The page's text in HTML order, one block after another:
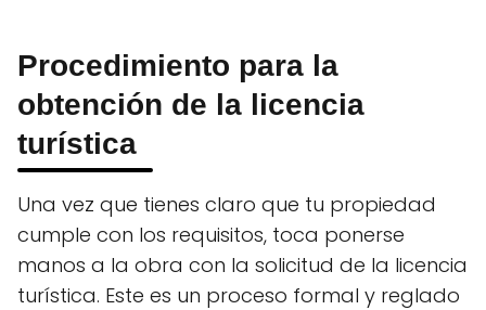
Procedimiento para la
obtención de la licencia
turística
Una vez que tienes claro que tu propiedad
cumple con los requisitos, toca ponerse
manos a la obra con la solicitud de la licencia
turística. Este es un proceso formal y reglado